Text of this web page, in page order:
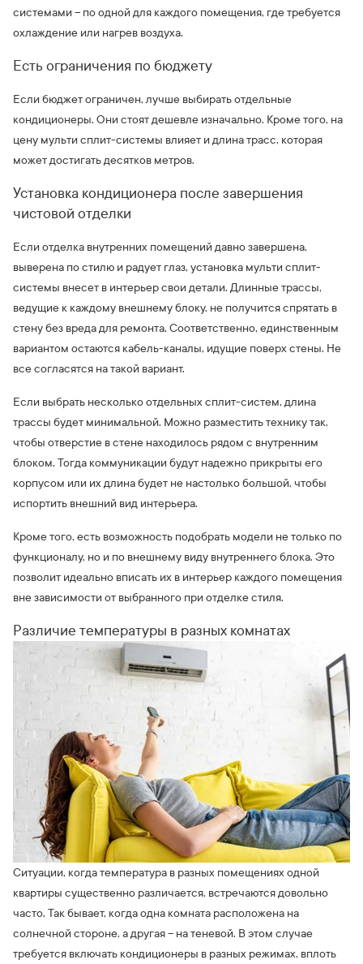
системами – по одной для каждого помещения, где требуется
охлаждение или нагрев воздуха.
Есть ограничения по бюджету
Если бюджет ограничен, лучше выбирать отдельные
кондиционеры. Они стоят дешевле изначально. Кроме того, на
цену мульти сплит-системы влияет и длина трасс, которая
может достигать десятков метров.
Установка кондиционера после завершения
чистовой отделки
Если отделка внутренних помещений давно завершена,
выверена по стилю и радует глаз, установка мульти сплит-
системы внесет в интерьер свои детали. Длинные трассы,
ведущие к каждому внешнему блоку, не получится спрятать в
стену без вреда для ремонта. Соответственно, единственным
вариантом остаются кабель-каналы, идущие поверх стены. Не
все согласятся на такой вариант.
Если выбрать несколько отдельных сплит-систем, длина
трассы будет минимальной. Можно разместить технику так,
чтобы отверстие в стене находилось рядом с внутренним
блоком. Тогда коммуникации будут надежно прикрыты его
корпусом или их длина будет не настолько большой, чтобы
испортить внешний вид интерьера.
Кроме того, есть возможность подобрать модели не только по
функционалу, но и по внешнему виду внутреннего блока. Это
позволит идеально вписать их в интерьер каждого помещения
вне зависимости от выбранного при отделке стиля.
Различие температуры в разных комнатах
Ситуации, когда температура в разных помещениях одной
квартиры существенно различается, встречаются довольно
часто. Так бывает, когда одна комната расположена на
солнечной стороне, а другая – на теневой. В этом случае
требуется включать кондиционеры в разных режимах, вплоть